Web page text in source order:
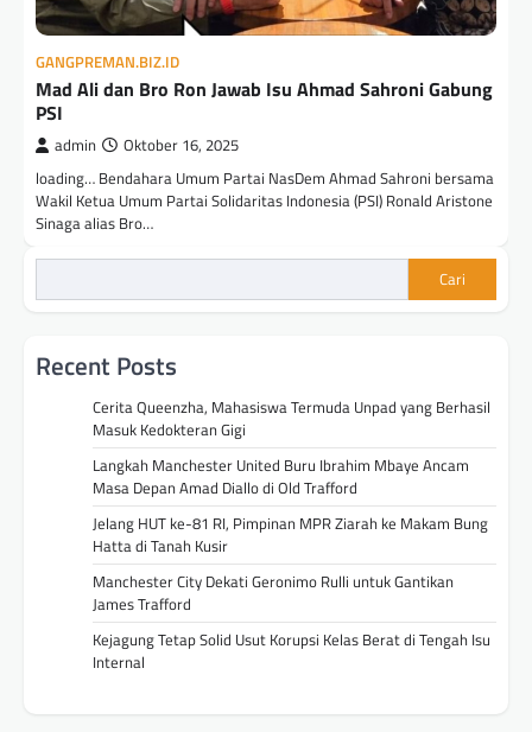
GANGPREMAN.BIZ.ID
Mad Ali dan Bro Ron Jawab Isu Ahmad Sahroni Gabung
PSI
admin Oktober 16, 2025
loading… Bendahara Umum Partai NasDem Ahmad Sahroni bersama
Wakil Ketua Umum Partai Solidaritas Indonesia (PSI) Ronald Aristone
Sinaga alias Bro…
Cari
Recent Posts
Cerita Queenzha, Mahasiswa Termuda Unpad yang Berhasil
Masuk Kedokteran Gigi
Langkah Manchester United Buru Ibrahim Mbaye Ancam
Masa Depan Amad Diallo di Old Trafford
Jelang HUT ke-81 RI, Pimpinan MPR Ziarah ke Makam Bung
Hatta di Tanah Kusir
Manchester City Dekati Geronimo Rulli untuk Gantikan
James Trafford
Kejagung Tetap Solid Usut Korupsi Kelas Berat di Tengah Isu
Internal